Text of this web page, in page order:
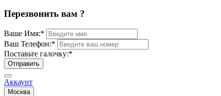
Перезвонить вам ?
Ваше Имя:*
Ваш Телефон:*
Поставьте галочку:*
Отправить
Аккаунт
Москва